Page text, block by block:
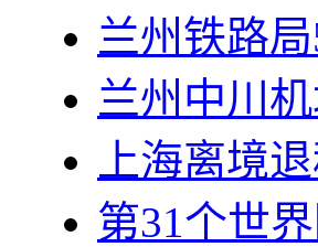
兰州铁路
兰州中川
上海离境
第31个世